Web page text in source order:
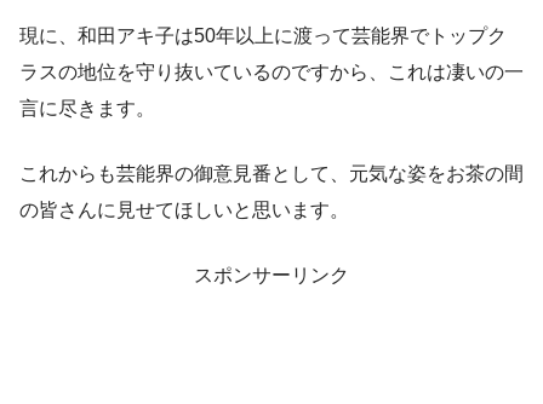
現に、和田アキ子は50年以上に渡って芸能界でトップク
ラスの地位を守り抜いているのですから、これは凄いの一
言に尽きます。
これからも芸能界の御意見番として、元気な姿をお茶の間
の皆さんに見せてほしいと思います。
スポンサーリンク